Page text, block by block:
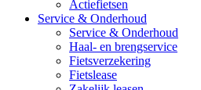
Actiefietsen
Service & Onderhoud
Service & Onderhoud
Haal- en brengservice
Fietsverzekering
Fietslease